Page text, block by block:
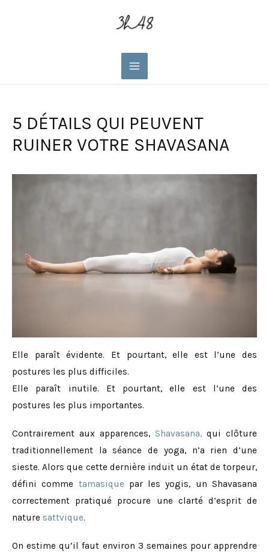
Main
5 DÉTAILS QUI PEUVENT
RUINER VOTRE SHAVASANA
Elle paraît évidente. Et pourtant, elle est l’une des
postures les plus difficiles.
Elle paraît inutile. Et pourtant, elle est l’une des
postures les plus importantes.
Contrairement aux apparences, Shavasana, qui clôture
traditionnellement la séance de yoga, n’a rien d’une
sieste. Alors que cette dernière induit un état de torpeur,
défini comme tamasique par les yogis, un Shavasana
correctement pratiqué procure une clarté d’esprit de
nature sattvique.
On estime qu’il faut environ 3 semaines pour apprendre